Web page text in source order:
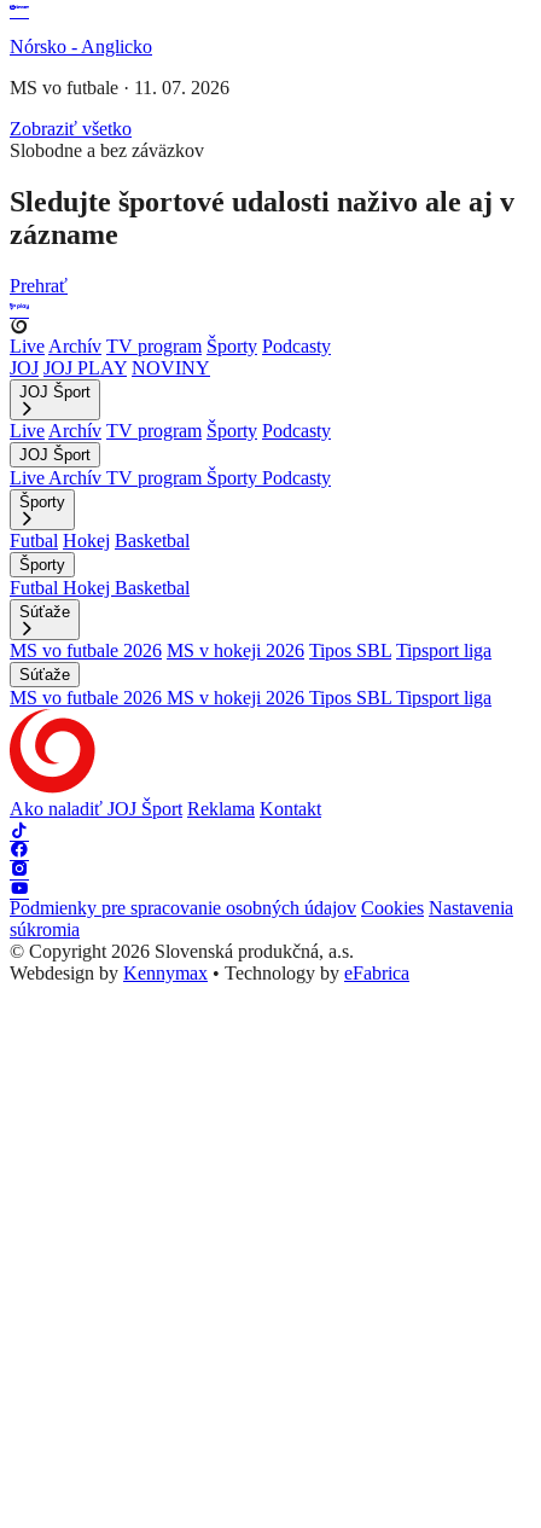
Nórsko - Anglicko
MS vo futbale · 11. 07. 2026
Zobraziť všetko
Slobodne a bez záväzkov
Sledujte športové udalosti naživo ale aj v
zázname
Prehrať
Live Archív TV program Športy Podcasty
JOJ JOJ PLAY NOVINY
JOJ Šport
Live Archív TV program Športy Podcasty
JOJ Šport
Live Archív TV program Športy Podcasty
Športy
Futbal Hokej Basketbal
Športy
Futbal Hokej Basketbal
Súťaže
MS vo futbale 2026 MS v hokeji 2026 Tipos SBL Tipsport liga
Súťaže
MS vo futbale 2026 MS v hokeji 2026 Tipos SBL Tipsport liga
Ako naladiť JOJ Šport Reklama Kontakt
Podmienky pre spracovanie osobných údajov Cookies Nastavenia
súkromia
© Copyright 2026 Slovenská produkčná, a.s.
Webdesign by Kennymax • Technology by eFabrica